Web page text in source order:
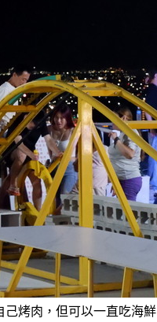
烤肉，但可以一直吃